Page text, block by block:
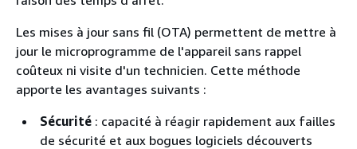
Les mises à jour sans fil (OTA) permettent de mettre à
jour le microprogramme de l'appareil sans rappel
coûteux ni visite d'un technicien. Cette méthode
apporte les avantages suivants :
Sécurité : capacité à réagir rapidement aux failles
de sécurité et aux bogues logiciels découverts